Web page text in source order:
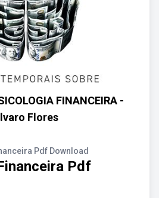
FINANCEIRA -
Flores
Pdf Download
Pdf